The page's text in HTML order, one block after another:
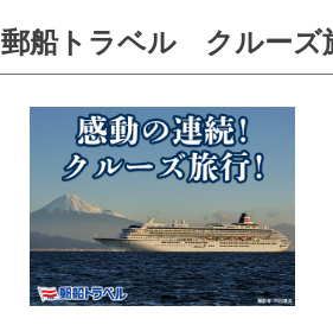
郵船トラベル クルーズ